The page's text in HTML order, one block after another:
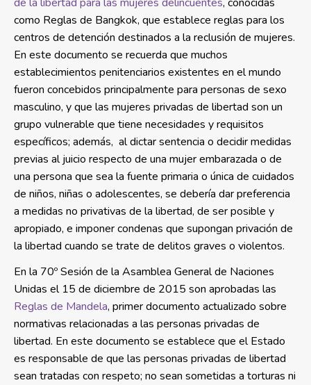
de la libertad para las mujeres delincuentes, conocidas
como Reglas de Bangkok, que establece reglas para los
centros de detención destinados a la reclusión de mujeres.
En este documento se recuerda que muchos
establecimientos penitenciarios existentes en el mundo
fueron concebidos principalmente para personas de sexo
masculino, y que las mujeres privadas de libertad son un
grupo vulnerable que tiene necesidades y requisitos
específicos; además, al dictar sentencia o decidir medidas
previas al juicio respecto de una mujer embarazada o de
una persona que sea la fuente primaria o única de cuidados
de niños, niñas o adolescentes, se debería dar preferencia
a medidas no privativas de la libertad, de ser posible y
apropiado, e imponer condenas que supongan privación de
la libertad cuando se trate de delitos graves o violentos.
En la 70º Sesión de la Asamblea General de Naciones
Unidas el 15 de diciembre de 2015 son aprobadas las
Reglas de Mandela, primer documento actualizado sobre
normativas relacionadas a las personas privadas de
libertad. En este documento se establece que el Estado
es responsable de que las personas privadas de libertad
sean tratadas con respeto; no sean sometidas a torturas ni